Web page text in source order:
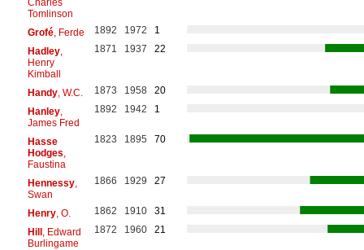
Tomlinson
Grofé, Ferde 1892 1972
1
Hadley,
Henry
Kimball
1871 1937 22
Handy, W.C. 1873 1958
20
Hanley,
James Fred
1892 1942 1
Hasse
Hodges
Faustina
1823 1895 70
Hennessy,
Swan
1866 1929 27
Henry, O. 1862 1910
31
Hill, Edward
Burlingame
1872 1960 21